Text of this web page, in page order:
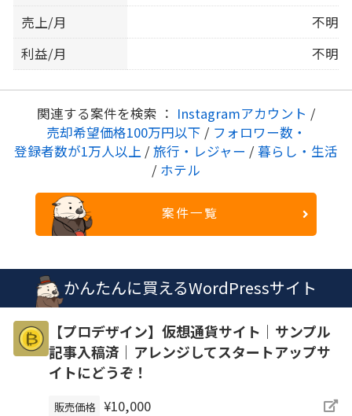
売上/月
不明
利益/月
不明
関連する案件を検索 ： Instagramアカウント /
売却希望価格100万円以下 / フォロワー数・
登録者数が1万人以上 / 旅行・レジャー / 暮らし・生活
/ ホテル
案件一覧
かんたんに買えるWordPressサイト
【プロデザイン】仮想通貨サイト｜サンプル
記事入稿済｜アレンジしてスタートアップサ
イトにどうぞ！
販売価格 ¥10,000